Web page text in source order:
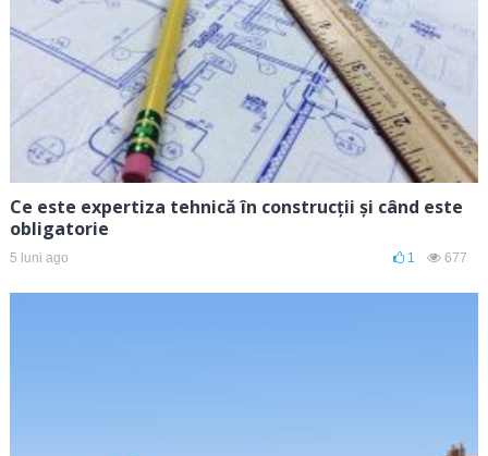
Ce este expertiza tehnică în construcții și când este
obligatorie
5 luni ago 1 677